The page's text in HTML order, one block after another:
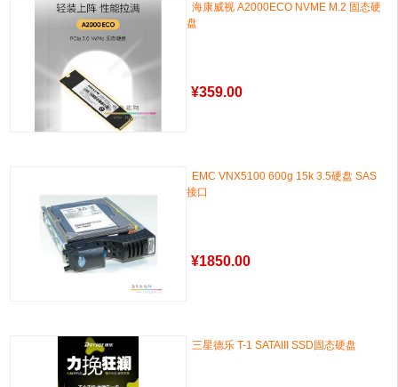
海康威视 A2000ECO NVME M.2 固态硬
盘
¥359.00
EMC VNX5100 600g 15k 3.5硬盘 SAS
接口
¥1850.00
三星德乐 T-1 SATAIII SSD固态硬盘